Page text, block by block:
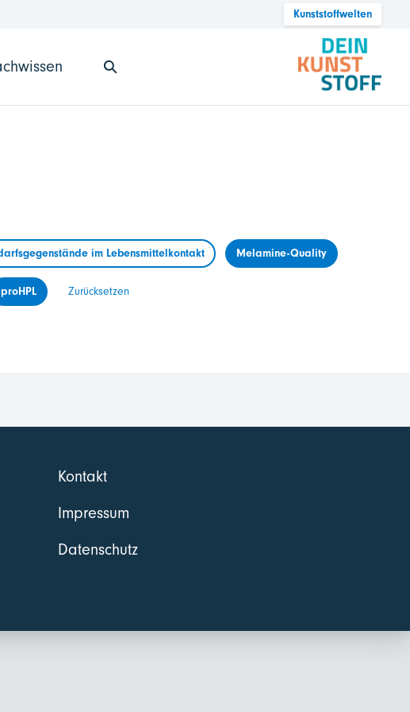
Kunststoffwelten
im Lebensmittelkontakt Melamine-Quality
proHPL Zurücksetzen
Kontakt
Impressum
Datenschutz